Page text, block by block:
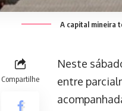
A capital mineira
Compartilhe
Neste
entre